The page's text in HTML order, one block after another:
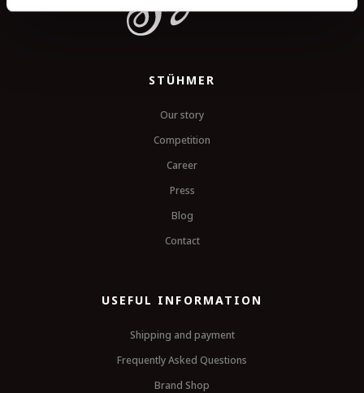
STÜHMER
Our story
Competition
Career
Press
Blog
Contact
USEFUL INFORMATION
Shipping and payment
Frequently Asked Questions
Brand Shop